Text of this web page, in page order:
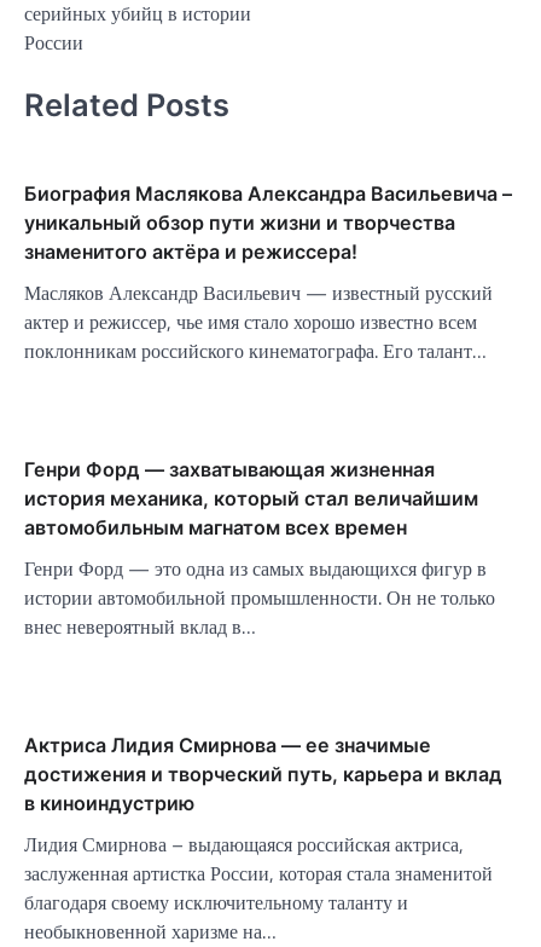
серийных убийц в истории
России
Related Posts
Биография Маслякова Александра Васильевича –
уникальный обзор пути жизни и творчества
знаменитого актёра и режиссера!
Масляков Александр Васильевич — известный русский
актер и режиссер, чье имя стало хорошо известно всем
поклонникам российского кинематографа. Его талант…
Генри Форд — захватывающая жизненная
история механика, который стал величайшим
автомобильным магнатом всех времен
Генри Форд — это одна из самых выдающихся фигур в
истории автомобильной промышленности. Он не только
внес невероятный вклад в…
Актриса Лидия Смирнова — ее значимые
достижения и творческий путь, карьера и вклад
в киноиндустрию
Лидия Смирнова – выдающаяся российская актриса,
заслуженная артистка России, которая стала знаменитой
благодаря своему исключительному таланту и
необыкновенной харизме на…